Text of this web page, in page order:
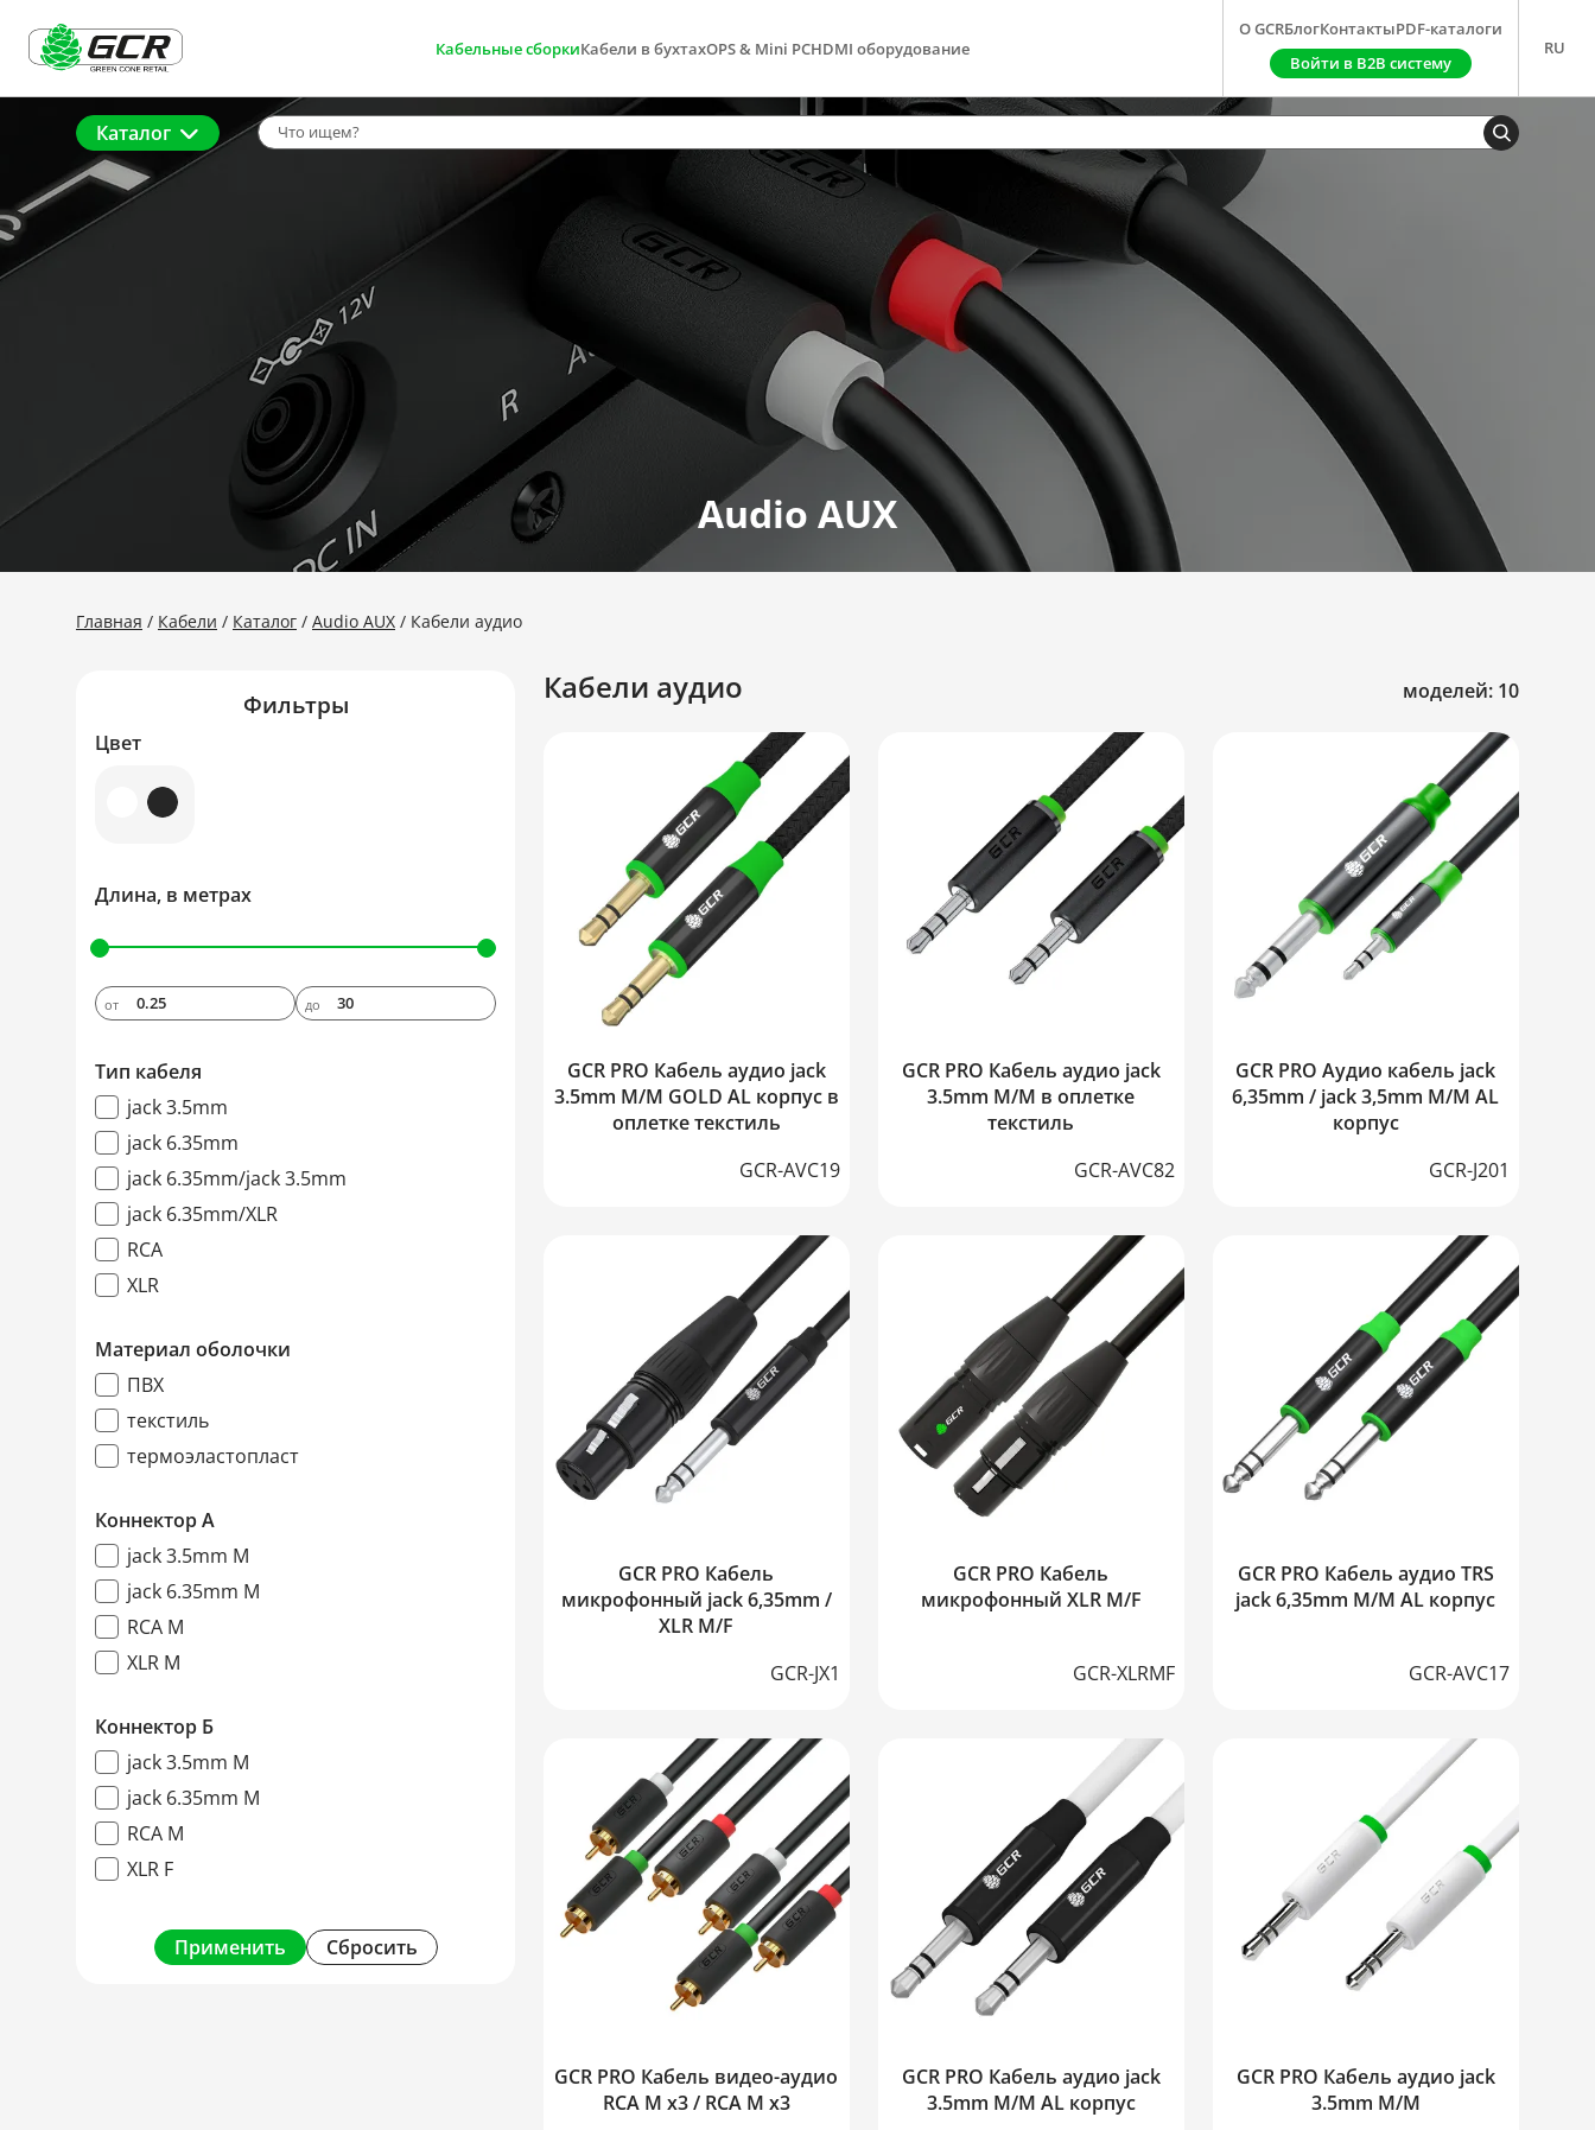
Кабельные сборкиКабели в бухтахOPS & Mini PCHDMI оборудование
О GCRБлогКонтактыPDF-каталоги
Войти в B2B систему
RU
Каталог
Audio AUX
Главная Кабели Каталог Audio AUX Кабели аудио
Фильтры
Цвет
Длина, в метрах
от до
Тип кабеля
jack 3.5mm
jack 6.35mm
jack 6.35mm/jack 3.5mm
jack 6.35mm/XLR
RCA
XLR
Материал оболочки
ПВХ
текстиль
термоэластопласт
Коннектор А
jack 3.5mm M
jack 6.35mm M
RCA M
XLR M
Коннектор Б
jack 3.5mm M
jack 6.35mm M
RCA M
XLR F
Применить Сбросить
Кабели аудио моделей: 10
GCR PRO Кабель аудио jack
3.5mm M/M GOLD AL корпус в
оплетке текстиль
GCR-AVC19
GCR PRO Кабель аудио jack
3.5mm M/M в оплетке
текстиль
GCR-AVC82
GCR PRO Аудио кабель jack
6,35mm / jack 3,5mm M/M AL
корпус
GCR-J201
GCR PRO Кабель
микрофонный jack 6,35mm /
XLR M/F
GCR-JX1
GCR PRO Кабель
микрофонный XLR M/F
GCR-XLRMF
GCR PRO Кабель аудио TRS
jack 6,35mm M/M AL корпус
GCR-AVC17
GCR PRO Кабель видео-аудио
RCA M х3 / RCA M х3
GCR PRO Кабель аудио jack
3.5mm M/M AL корпус
GCR PRO Кабель аудио jack
3.5mm M/M